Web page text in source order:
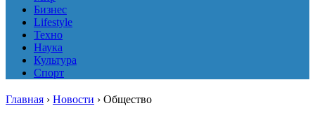
Бизнес
Lifestyle
Техно
Наука
Культура
Спорт
Главная › Новости › Общество